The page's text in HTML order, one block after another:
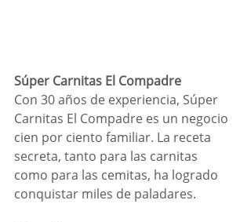
Súper Carnitas El Compadre
Con 30 años de experiencia, Súper
Carnitas El Compadre es un negocio
cien por ciento familiar. La receta
secreta, tanto para las carnitas
como para las cemitas, ha logrado
conquistar miles de paladares.